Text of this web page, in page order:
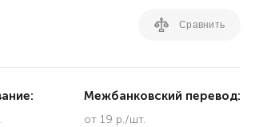
Сравнить
Межбанковский перевод:
от 19 р./шт.